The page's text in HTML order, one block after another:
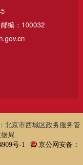
邮编：100032
京市西城区政务服务管
局
号-1
京公网安备：